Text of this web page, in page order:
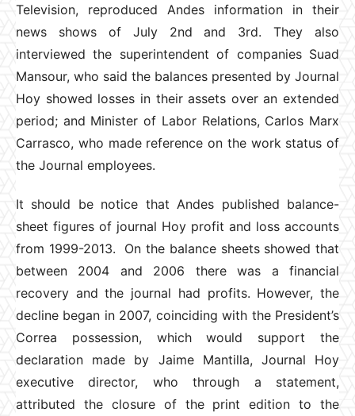
Television, reproduced Andes information in their
news shows of July 2nd and 3rd. They also
interviewed the superintendent of companies Suad
Mansour, who said the balances presented by Journal
Hoy showed losses in their assets over an extended
period; and Minister of Labor Relations, Carlos Marx
Carrasco, who made reference on the work status of
the Journal employees.
It should be notice that Andes published balance-
sheet figures of journal Hoy profit and loss accounts
from 1999-2013. On the balance sheets showed that
between 2004 and 2006 there was a financial
recovery and the journal had profits. However, the
decline began in 2007, coinciding with the President’s
Correa possession, which would support the
declaration made by Jaime Mantilla, Journal Hoy
executive director, who through a statement,
attributed the closure of the print edition to the